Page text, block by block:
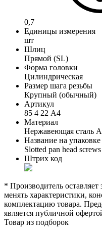
0,7
Единицы измерения
шт
Шлиц
Прямой (SL)
Форма головки
Цилиндрическая
Размер шага резьбы
Крупный (обычный)
Артикул
85 4 22 А4
Материал
Нержавеющая сталь
Название на
Slotted pan head screws
Штрих код
* Производитель оставляет
менять характеристики,
комплектацию товара.
является публичной
Товар из подборок